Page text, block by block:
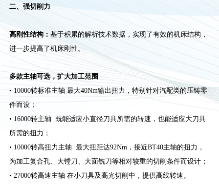
二、强切削力
高刚性结构：基于积累的解析技术数据，实现了有效的机床结构，
进一步提高了机床刚性。
多款主轴可选，扩大加工范围
• 10000转标准主轴 最大40Nm输出扭力，特别针对汽配类的压铸零
件而设；
• 16000转主轴 既能适应小直径刀具所需的转速，也能适应大刀具
所需的扭力；
• 10000转高扭力主轴 最大扭距达92Nm，接近BT40主轴的扭力，
为加工复合孔、大镗刀、大面铣刀等相对较重的切削条件而设计；
• 27000转高速主轴 在小刀具及高光切削中，提供高线转速。